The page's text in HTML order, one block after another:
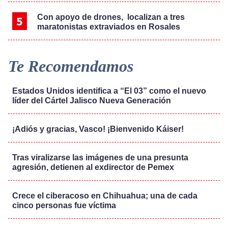
Con apoyo de drones, localizan a tres
maratonistas extraviados en Rosales
Te Recomendamos
Estados Unidos identifica a “El 03” como el nuevo
líder del Cártel Jalisco Nueva Generación
¡Adiós y gracias, Vasco! ¡Bienvenido Káiser!
Tras viralizarse las imágenes de una presunta
agresión, detienen al exdirector de Pemex
Crece el ciberacoso en Chihuahua; una de cada
cinco personas fue víctima